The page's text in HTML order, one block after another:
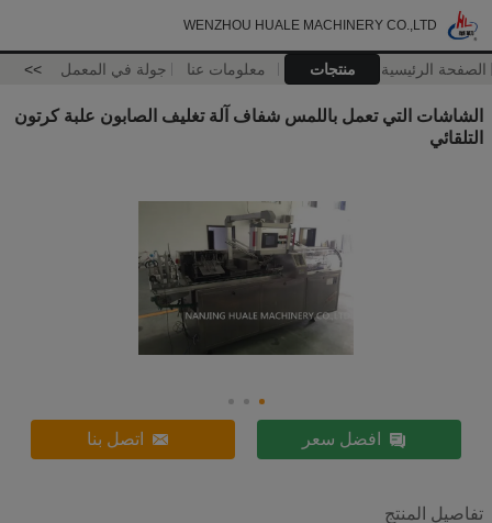
WENZHOU HUALE MACHINERY CO.,LTD
الصفحة الرئيسية منتجات معلومات عنا جولة في المعمل >>
الشاشات التي تعمل باللمس شفاف آلة تغليف الصابون علبة كرتون
التلقائي
افضل سعر اتصل بنا
تفاصيل المنتج